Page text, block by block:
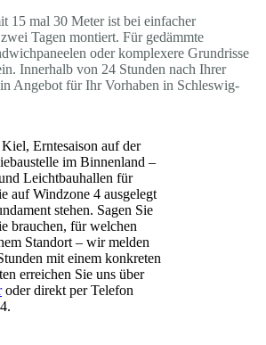
15 mal 30 Meter ist bei einfacher
Tagen montiert. Für gedämmte
oder komplexere Grundrisse
Innerhalb von 24 Stunden nach Ihrer
Angebot für Ihr Vorhaben in Schleswig-
Erntesaison auf der
im Binnenland –
Leichtbauhallen für
auf Windzone 4 ausgelegt
stehen. Sagen Sie
brauchen, für welchen
Standort – wir melden
mit einem konkreten
erreichen Sie uns über
oder direkt per Telefon